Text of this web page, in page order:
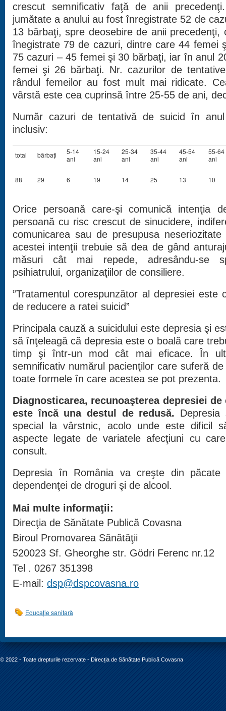
crescut semnificativ faţă de anii
jumătate a anului au fost înregistrate 52 de
13 bărbaţi, spre deosebire de anii
înegistrate 79 de cazuri, dintre care 44 femei
75 cazuri – 45 femei şi 30 bărbaţi, iar în anul
femei şi 26 bărbaţi. Nr. cazurilor de
rândul femeilor au fost mult mai ridicate.
vârstă este cea cuprinsă între 25-55 de ani,
Număr cazuri de tentativă de suicid în
inclusiv:
total bărbaţi
5-14
ani
15-24
ani
25-34
ani
35-44
ani
45-54
ani
55-64
ani
88 29 6 19 14 25 13 10
Orice persoană care-şi comunică intenţia
persoană cu risc crescut de sinucidere,
comunicarea sau de presupusa
acestei intenţii trebuie să dea de gând
măsuri cât mai repede, adresându-se
psihiatrului, organizaţiilor de consiliere.
”Tratamentul corespunzător al depresiei este
de reducere a ratei suicid”
Principala cauză a suicidului este depresia şi
să înţeleagă că depresia este o boală care
timp şi într-un mod cât mai eficace. În
semnificativ numărul pacienţilor care suferă
toate formele în care acestea se pot prezenta.
Diagnosticarea, recunoaşterea depresiei
este încă una destul de redusă. Depresia
special la vârstnic, acolo unde este dificil
aspecte legate de variatele afecţiuni cu
consult.
Depresia în România va creşte din
dependenţei de droguri şi de alcool.
Mai multe informaţii:
Direcţia de Sănătate Publică Covasna
Biroul Promovarea Sănătăţii
520023 Sf. Gheorghe str. Gödri Ferenc nr.12
Tel . 0267 351398
E-mail: dsp@dspcovasna.ro
Educație sanitară
© 2022 - Toate drepturile rezervate - Direcția de Sănătate Publică Covasna